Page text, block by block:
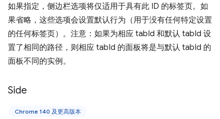
如果指定，侧边栏选项将仅适用于具有此 ID 的标签页。如
果省略，这些选项会设置默认行为（用于没有任何特定设置
的任何标签页）。注意：如果为相应 tabId 和默认 tabId 设
置了相同的路径，则相应 tabId 的面板将是与默认 tabId 的
面板不同的实例。
Side
Chrome 140 及更高版本